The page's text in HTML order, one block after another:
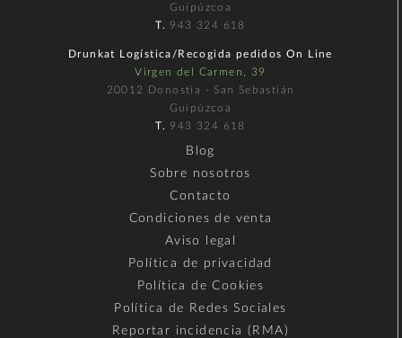
Guipúzcoa
T. 943 324 618
Drunkat Logística/Recogida pedidos On Line
Virgen del Carmen, 39
20012 Donostia - San Sebastián
Guipúzcoa
T. 943 324 618
Blog
Sobre nosotros
Contacto
Condiciones de venta
Aviso legal
Política de privacidad
Política de Cookies
Política de Redes Sociales
Reportar incidencia (RMA)